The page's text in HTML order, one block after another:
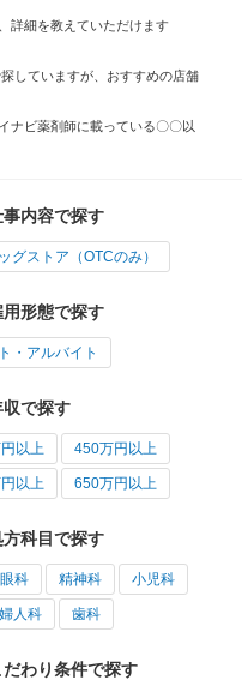
詳細を教えていただけます
していますが、おすすめの店舗
ナビ薬剤師に載っている〇〇以
内容で探す
グストア（OTCのみ）
形態で探す
・アルバイト
で探す
以上 450万円以上
以上 650万円以上
科目で探す
眼科 精神科 小児科
婦人科 歯科
わり条件で探す